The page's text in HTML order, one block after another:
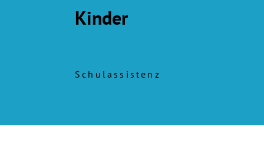
Kinder
Schulassistenz